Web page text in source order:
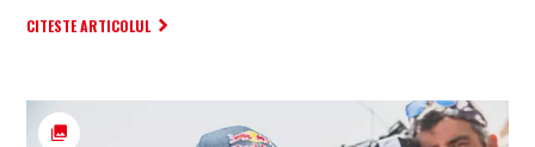
CITESTE ARTICOLUL